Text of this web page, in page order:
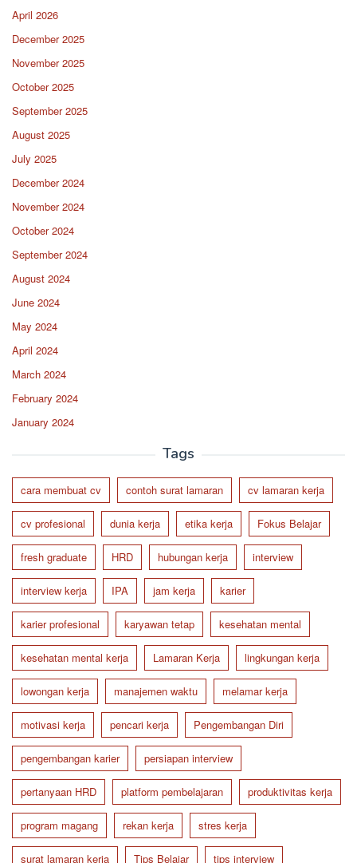
April 2026
December 2025
November 2025
October 2025
September 2025
August 2025
July 2025
December 2024
November 2024
October 2024
September 2024
August 2024
June 2024
May 2024
April 2024
March 2024
February 2024
January 2024
Tags
cara membuat cv contoh surat lamaran cv lamaran kerja
cv profesional dunia kerja etika kerja Fokus Belajar
fresh graduate HRD hubungan kerja interview
interview kerja IPA jam kerja karier
karier profesional karyawan tetap kesehatan mental
kesehatan mental kerja Lamaran Kerja lingkungan kerja
lowongan kerja manajemen waktu melamar kerja
motivasi kerja pencari kerja Pengembangan Diri
pengembangan karier persiapan interview
pertanyaan HRD platform pembelajaran produktivitas kerja
program magang rekan kerja stres kerja
surat lamaran kerja Tips Belajar tips interview